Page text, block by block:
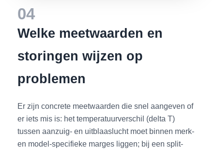
04
Welke meetwaarden en
storingen wijzen op
problemen
Er zijn concrete meetwaarden die snel aangeven of
er iets mis is: het temperatuurverschil (delta T)
tussen aanzuig- en uitblaaslucht moet binnen merk-
en model-specifieke marges liggen; bij een split-